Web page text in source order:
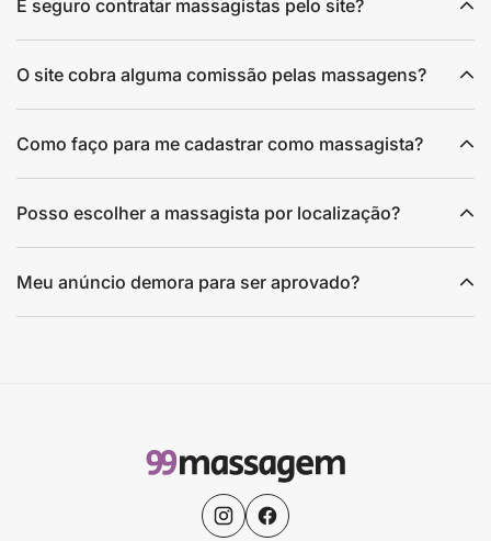
É seguro contratar massagistas pelo site?
O site cobra alguma comissão pelas massagens?
Como faço para me cadastrar como massagista?
Posso escolher a massagista por localização?
Meu anúncio demora para ser aprovado?